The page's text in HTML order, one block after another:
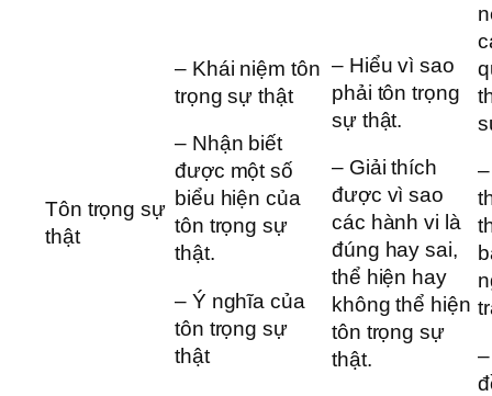
Tôn trọng sự
thật
– Khái niệm tôn
trọng sự thật
– Nhận biết
được một số
biểu hiện của
tôn trọng sự
thật.
– Ý nghĩa của
tôn trọng sự
thật
– Hiểu vì sao
phải tôn trọng
sự thật.
– Giải thích
được vì sao
các hành vi là
đúng hay sai,
thể hiện hay
không thể hiện
tôn trọng sự
thật.